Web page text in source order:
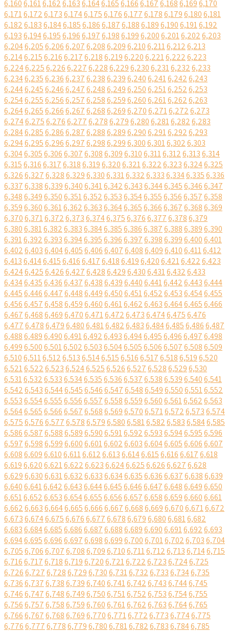
6,1606,1616,1626,1636,1646,1656,1666,1676,1686,1696,170
6,1716,1726,1736,1746,1756,1766,1776,1786,1796,1806,181
6,1826,1836,1846,1856,1866,1876,1886,1896,1906,1916,192
6,1936,1946,1956,1966,1976,1986,1996,2006,2016,2026,203
6,2046,2056,2066,2076,2086,2096,2106,2116,2126,213
6,2146,2156,2166,2176,2186,2196,2206,2216,2226,223
6,2246,2256,2266,2276,2286,2296,2306,2316,2326,233
6,2346,2356,2366,2376,2386,2396,2406,2416,2426,243
6,2446,2456,2466,2476,2486,2496,2506,2516,2526,253
6,2546,2556,2566,2576,2586,2596,2606,2616,2626,263
6,2646,2656,2666,2676,2686,2696,2706,2716,2726,273
6,2746,2756,2766,2776,2786,2796,2806,2816,2826,283
6,2846,2856,2866,2876,2886,2896,2906,2916,2926,293
6,2946,2956,2966,2976,2986,2996,3006,3016,3026,303
6,3046,3056,3066,3076,3086,3096,3106,3116,3126,3136,314
6,3156,3166,3176,3186,3196,3206,3216,3226,3236,3246,325
6,3266,3276,3286,3296,3306,3316,3326,3336,3346,3356,336
6,3376,3386,3396,3406,3416,3426,3436,3446,3456,3466,347
6,3486,3496,3506,3516,3526,3536,3546,3556,3566,3576,358
6,3596,3606,3616,3626,3636,3646,3656,3666,3676,3686,369
6,3706,3716,3726,3736,3746,3756,3766,3776,3786,379
6,3806,3816,3826,3836,3846,3856,3866,3876,3886,3896,390
6,3916,3926,3936,3946,3956,3966,3976,3986,3996,4006,401
6,4026,4036,4046,4056,4066,4076,4086,4096,4106,4116,412
6,4136,4146,4156,4166,4176,4186,4196,4206,4216,4226,423
6,4246,4256,4266,4276,4286,4296,4306,4316,4326,433
6,4346,4356,4366,4376,4386,4396,4406,4416,4426,4436,444
6,4456,4466,4476,4486,4496,4506,4516,4526,4536,4546,455
6,4566,4576,4586,4596,4606,4616,4626,4636,4646,4656,466
6,4676,4686,4696,4706,4716,4726,4736,4746,4756,476
6,4776,4786,4796,4806,4816,4826,4836,4846,4856,4866,487
6,4886,4896,4906,4916,4926,4936,4946,4956,4966,4976,498
6,4996,5006,5016,5026,5036,5046,5056,5066,5076,5086,509
6,5106,5116,5126,5136,5146,5156,5166,5176,5186,5196,520
6,5216,5226,5236,5246,5256,5266,5276,5286,5296,530
6,5316,5326,5336,5346,5356,5366,5376,5386,5396,5406,541
6,5426,5436,5446,5456,5466,5476,5486,5496,5506,5516,552
6,5536,5546,5556,5566,5576,5586,5596,5606,5616,5626,563
6,5646,5656,5666,5676,5686,5696,5706,5716,5726,5736,574
6,5756,5766,5776,5786,5796,5806,5816,5826,5836,5846,585
6,5866,5876,5886,5896,5906,5916,5926,5936,5946,5956,596
6,5976,5986,5996,6006,6016,6026,6036,6046,6056,6066,607
6,6086,6096,6106,6116,6126,6136,6146,6156,6166,6176,618
6,6196,6206,6216,6226,6236,6246,6256,6266,6276,628
6,6296,6306,6316,6326,6336,6346,6356,6366,6376,6386,639
6,6406,6416,6426,6436,6446,6456,6466,6476,6486,6496,650
6,6516,6526,6536,6546,6556,6566,6576,6586,6596,6606,661
6,6626,6636,6646,6656,6666,6676,6686,6696,6706,6716,672
6,6736,6746,6756,6766,6776,6786,6796,6806,6816,682
6,6836,6846,6856,6866,6876,6886,6896,6906,6916,6926,693
6,6946,6956,6966,6976,6986,6996,7006,7016,7026,7036,704
6,7056,7066,7076,7086,7096,7106,7116,7126,7136,7146,715
6,7166,7176,7186,7196,7206,7216,7226,7236,7246,725
6,7266,7276,7286,7296,7306,7316,7326,7336,7346,735
6,7366,7376,7386,7396,7406,7416,7426,7436,7446,745
6,7466,7476,7486,7496,7506,7516,7526,7536,7546,755
6,7566,7576,7586,7596,7606,7616,7626,7636,7646,765
6,7666,7676,7686,7696,7706,7716,7726,7736,7746,775
6,7766,7776,7786,7796,7806,7816,7826,7836,7846,785